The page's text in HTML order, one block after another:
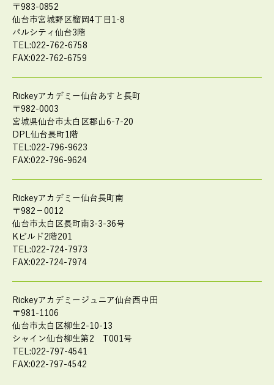
〒983-0852
仙台市宮城野区榴岡4丁目1-8
パルシティ仙台3階
TEL:022-762-6758
FAX:022-762-6759
Rickeyアカデミー仙台あすと長町
〒982-0003
宮城県仙台市太白区郡山6-7-20
DPL仙台長町1階
TEL:022-796-9623
FAX:022-796-9624
Rickeyアカデミー仙台長町南
〒982－0012
仙台市太白区長町南3-3-36号
Kビルド2階201
TEL:022-724-7973
FAX:022-724-7974
Rickeyアカデミージュニア仙台西中田
〒981-1106
仙台市太白区柳生2-10-13
シャイン仙台柳生第2 T001号
TEL:022-797-4541
FAX:022-797-4542